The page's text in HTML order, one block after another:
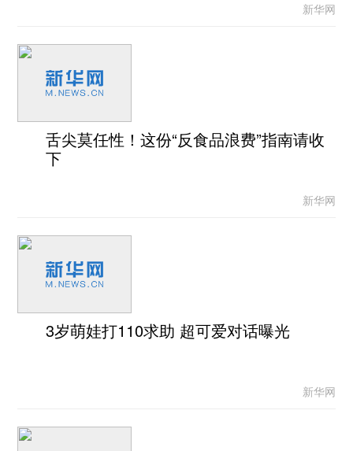
新华网
舌尖莫任性！这份“反食品浪费”指南请收
下
新华网
3岁萌娃打110求助 超可爱对话曝光
新华网